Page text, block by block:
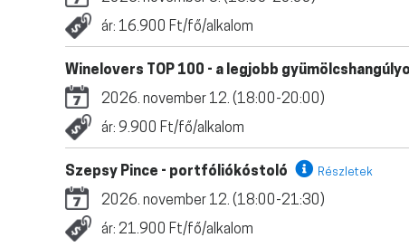
ár: 16.900 Ft/fő/alkalom
Winelovers TOP 100 - a legjobb
2026. november 12. (18:00-20:00)
ár: 9.900 Ft/fő/alkalom
Szepsy Pince - portfóliókóstoló Részletek
2026. november 12. (18:00-21:30)
ár: 21.900 Ft/fő/alkalom